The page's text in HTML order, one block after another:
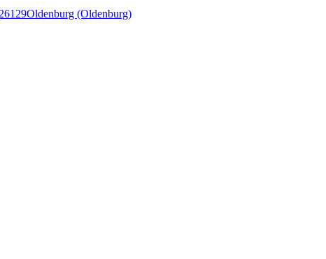
26129Oldenburg (Oldenburg)